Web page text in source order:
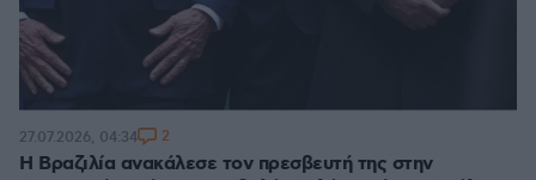
Η Βραζιλία ανακάλεσε τον πρεσβευτή της στην
27.07.2026, 04:34 2